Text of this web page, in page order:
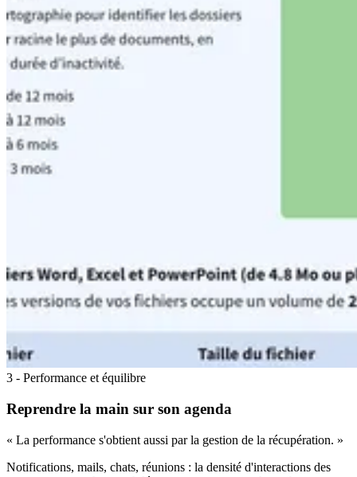
3 - Performance et équilibre
Reprendre la main sur son agenda
« La performance s'obtient aussi par la gestion de la récupération. »
Notifications, mails, chats, réunions : la densité d'interactions des